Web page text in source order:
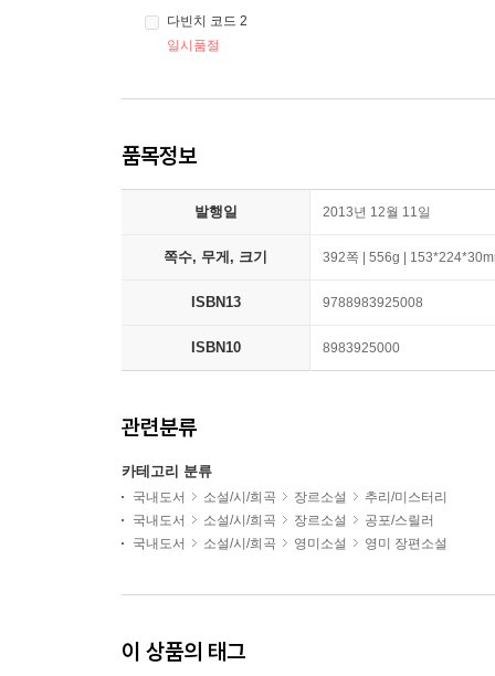
다빈치 코드 2
일시품절
품목정보
발행일 2013년 12월 11일
쪽수, 무게, 크기 392쪽 | 556g |
ISBN13 9788983925008
ISBN10 8983925000
관련분류
카테고리 분류
국내도서 소설/시/희곡 장르소설
추리/미스터리
국내도서
소설/시/희곡 장르소설
공포/스릴러
국내도서
소설/시/희곡 영미소설 영미 장편소설
이 상품의 태그